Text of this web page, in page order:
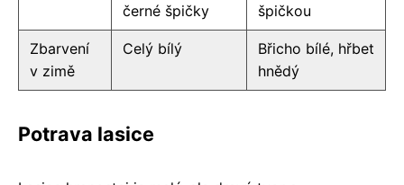
černé špičky
špičkou
Zbarvení
v zimě
Celý bílý
Břicho bílé, hřbet
hnědý
Potrava lasice